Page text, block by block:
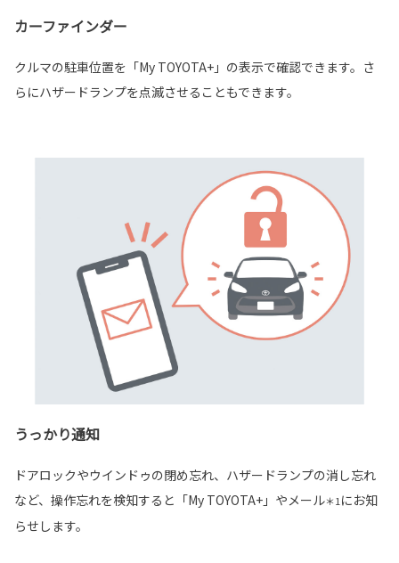
カーファインダー
クルマの駐車位置を「My TOYOTA+」の表示で確認できます。さ
らにハザードランプを点滅させることもできます。
うっかり通知
ドアロックやウインドゥの閉め忘れ、ハザードランプの消し忘れ
など、操作忘れを検知すると「My TOYOTA+」やメール＊1 にお知
らせします。